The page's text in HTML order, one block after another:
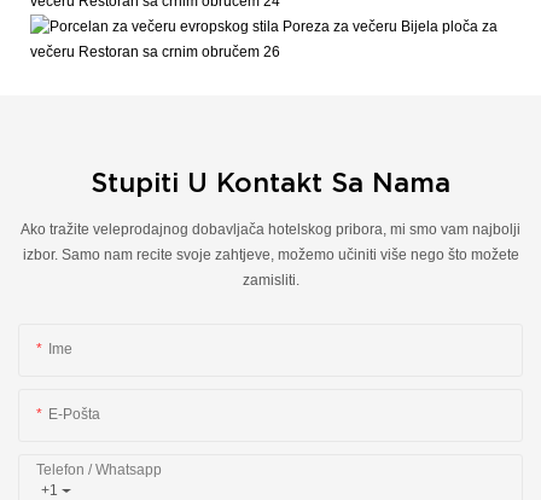
Stupiti U Kontakt Sa Nama
Ako tražite veleprodajnog dobavljača hotelskog pribora, mi smo vam najbolji
izbor. Samo nam recite svoje zahtjeve, možemo učiniti više nego što možete
zamisliti.
Ime
E-Pošta
+1
Telefon / Whatsapp